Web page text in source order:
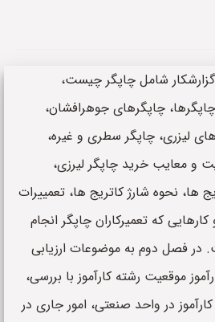
شامل چاپگر چیست،
چاپگرهای جوهرافشان،
لیزری، چاپگر سطری و غیره،
و معایب خرید چاپگر لیرزی،
ها، نحوه شارژ کاتریج ها، تعمییرات
که تعمیرکاران چاپگر انجام
فصل دوم به موضوعات ارزیابی
موقعیت رشته کارآموز با بررسی،
در واحد صنعتی، امور جاری در